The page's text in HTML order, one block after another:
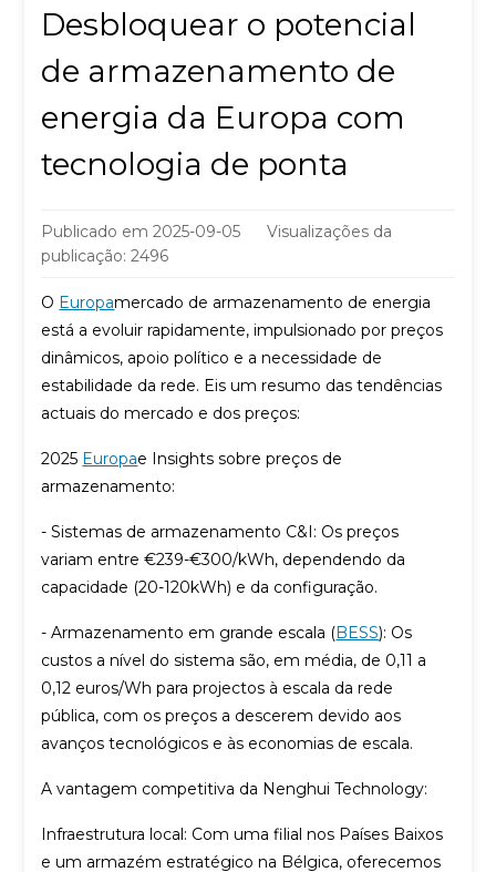
Desbloquear o potencial
de armazenamento de
energia da Europa com
tecnologia de ponta
Publicado em2025-09-05
Visualizações da
publicação: 2496
O Europamercado de armazenamento de energia
está a evoluir rapidamente, impulsionado por preços
dinâmicos, apoio político e a necessidade de
estabilidade da rede. Eis um resumo das tendências
actuais do mercado e dos preços:
2025 Europae Insights sobre preços de
armazenamento:
- Sistemas de armazenamento C&I: Os preços
variam entre €239-€300/kWh, dependendo da
capacidade (20-120kWh) e da configuração.
- Armazenamento em grande escala (BESS): Os
custos a nível do sistema são, em média, de 0,11 a
0,12 euros/Wh para projectos à escala da rede
pública, com os preços a descerem devido aos
avanços tecnológicos e às economias de escala.
A vantagem competitiva da Nenghui Technology:
Infraestrutura local: Com uma filial nos Países Baixos
e um armazém estratégico na Bélgica, oferecemos